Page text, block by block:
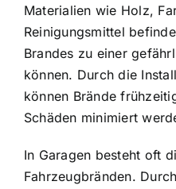
Materialien wie Holz,
Reinigungsmittel
Brandes zu einer
können. Durch die
können Brände
Schäden minimiert
In Garagen besteht oft
Fahrzeugbränden.